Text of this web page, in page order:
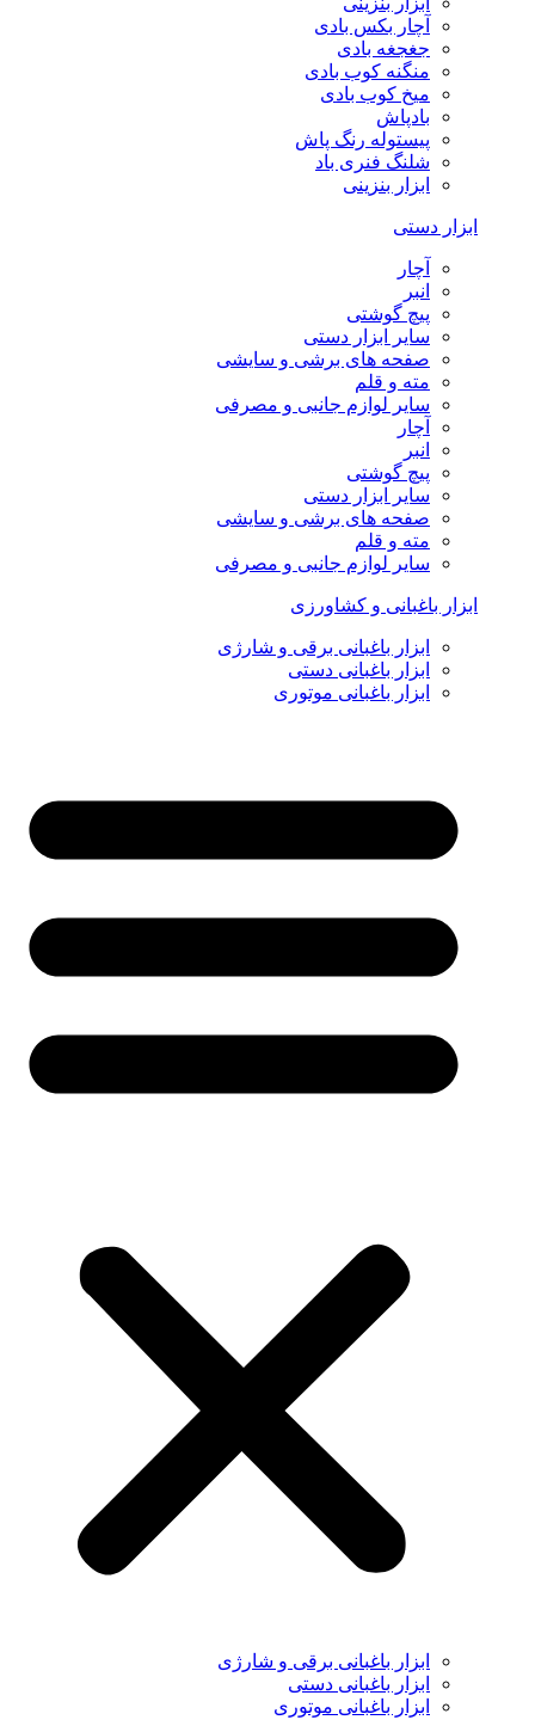
آچار بکس بادی
جغجغه بادی
منگنه کوب بادی
میخ کوب بادی
بادپاش
پیستوله رنگ پاش
شلنگ فنری باد
ابزار بنزینی
ابزار دستی
آچار
انبر
پیچ گوشتی
سایر ابزار دستی
صفحه های برشی و سایشی
مته و قلم
سایر لوازم جانبی و مصرفی
آچار
انبر
پیچ گوشتی
سایر ابزار دستی
صفحه های برشی و سایشی
مته و قلم
سایر لوازم جانبی و مصرفی
ابزار باغبانی و کشاورزی
ابزار باغبانی برقی و شارژی
ابزار باغبانی دستی
ابزار باغبانی موتوری
ابزار باغبانی برقی و شارژی
ابزار باغبانی دستی
ابزار باغبانی موتوری